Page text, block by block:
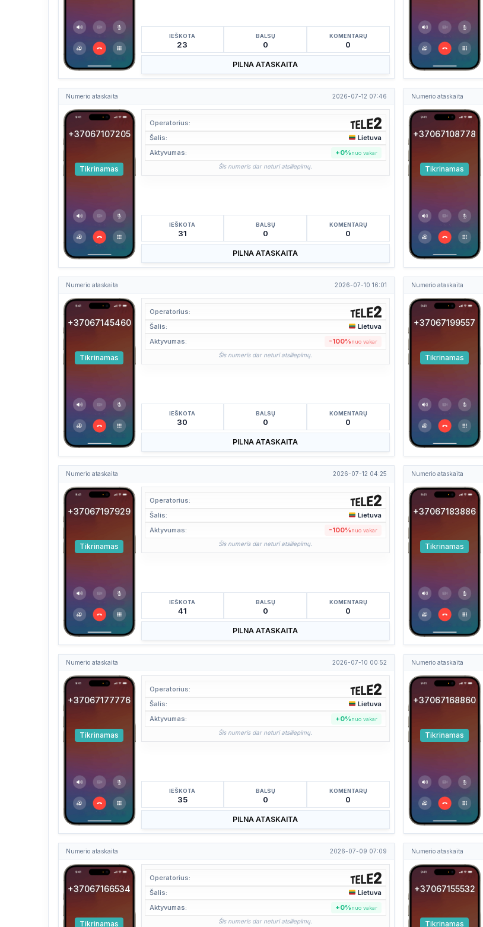
IEŠKOTA
23
BALSŲ
0
KOMENTARŲ
0
PILNA ATASKAITA
Numerio ataskaita 2026-07-12 07:46
+37067107205
Tikrinamas
Operatorius:
Šalis:
Lietuva
Aktyvumas:
+0%nuo vakar
Šis numeris dar neturi atsiliepimų.
IEŠKOTA
31
BALSŲ
0
KOMENTARŲ
0
PILNA ATASKAITA
Numerio ataskaita
+37067108778
Tikrinamas
Numerio ataskaita 2026-07-10 16:01
+37067145460
Tikrinamas
Operatorius:
Šalis:
Lietuva
Aktyvumas:
-100%nuo vakar
Šis numeris dar neturi atsiliepimų.
IEŠKOTA
30
BALSŲ
0
KOMENTARŲ
0
PILNA ATASKAITA
Numerio ataskaita
+37067199557
Tikrinamas
Numerio ataskaita 2026-07-12 04:25
+37067197929
Tikrinamas
Operatorius:
Šalis:
Lietuva
Aktyvumas:
-100%nuo vakar
Šis numeris dar neturi atsiliepimų.
IEŠKOTA
41
BALSŲ
0
KOMENTARŲ
0
PILNA ATASKAITA
Numerio ataskaita
+37067183886
Tikrinamas
Numerio ataskaita 2026-07-10 00:52
+37067177776
Tikrinamas
Operatorius:
Šalis:
Lietuva
Aktyvumas:
+0%nuo vakar
Šis numeris dar neturi atsiliepimų.
IEŠKOTA
35
BALSŲ
0
KOMENTARŲ
0
PILNA ATASKAITA
Numerio ataskaita
+37067168860
Tikrinamas
Numerio ataskaita 2026-07-09 07:09
+37067166534
Tikrinamas
Operatorius:
Šalis:
Lietuva
Aktyvumas:
+0%nuo vakar
Šis numeris dar neturi atsiliepimų.
Numerio ataskaita
+37067155532
Tikrinamas